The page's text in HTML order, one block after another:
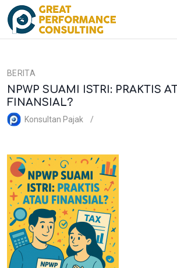
BERITA
NPWP SUAMI ISTRI: PRAKTIS
FINANSIAL?
Konsultan Pajak